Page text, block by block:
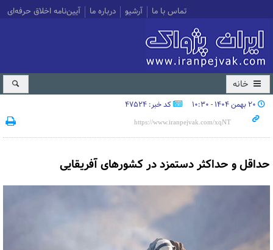
تماس با ما آرشیو درباره ما آیین‌نامه اخلاق حرفه‌ای
خانه
۲۰ بهمن ۱۴۰۴ - ۱۰:۳۰ کد خبر: 47524
حداقل و حداکثر دستمزد در کشورهای آفریقایی